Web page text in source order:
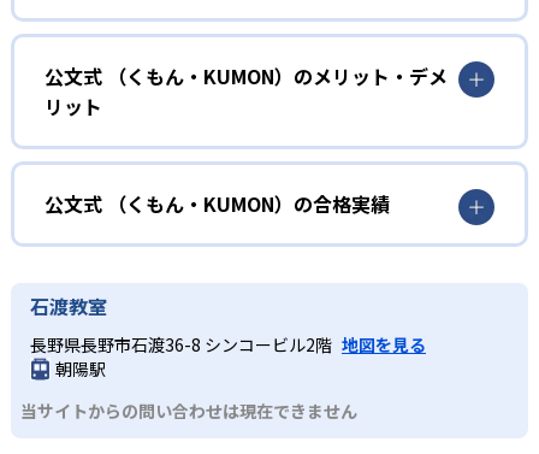
確実に100点が取れるレベルから少しずつ難易度を上げてい
しさを経験できる。
KUMONの教材は、簡単な問題から高度な問題へと、スモー
ルステップで進んでいけるよう工夫されている。このスタ
イルは子どもの学習意欲をかき立てるため、教えてもらう
という受け身の姿勢ではなく、自ら進んで学ぶ姿勢を身に
つけられるだろう。
また、自学学習スタイルで学ぶ子どもたちは、自らの学習
課題に気がつくようになる。学年を超えた範囲も学習でき
るため、早い時期から高校教材に進む生徒もいる。
03 フレキシブルな受講スタイル
幼児
小学校に入る準備をしたい幼児向け
KUMONでは細かいステップに分かれた教材で、わかる楽し
さを経験しながら無理なく力を高めていける。
性格や学習への取り組み姿勢に合わせて内容も調整するた
め、小学校に入ってもつまずきにくい学力を身につけられ
るだろう。
中学に向けて苦手教科を克服したい子ども向け
KUMONでは経験豊富な先生が、子どものやる気を引き出せ
るよう適切なヒントを与えたり、声かけをしたりしてい
少しずつ苦手意識を克服できるだろう。
公文式 （くもん・KUMON）のメリット・デメ
リット
どんなメリットがある？
KUMONでは自学自習スタイルで勉強するため、集中力や目
標に向かって頑張りやり抜く力を育むことができる。ま
た、年齢や学年にとらわれずに自分の学力に相応したレベ
ルから学習できるため、難しすぎてやる気を損ねたり、簡
単すぎて退屈することもない。
どんなデメリットがある？
KUMONでは、中高生のクラスでも数学・英語・国語の3教
科に限られるため、その他の教科に関しては他塾を検討す
る必要があるだろう。
公文式 （くもん・KUMON）の合格実績
KUMONは、公式サイトでは合格実績は公開していない。志
望校への実績があるかどうかは、通う予定の教室に問い合
わせたい。
石渡教室
長野県長野市石渡36-8 シンコービル2階 地図を見る
朝陽駅
当サイトからの問い合わせは現在できません